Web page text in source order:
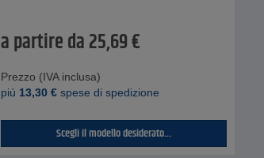
a partire da25,69€
Prezzo (IVA inclusa)
piú 13,30 € spese di spedizione
Scegli il modello desiderato...